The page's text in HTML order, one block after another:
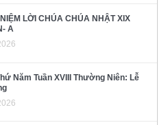
LỜI CHÚA CHÚA NHẬT XIX
A
Năm Tuần XVIII Thường Niên: Lễ